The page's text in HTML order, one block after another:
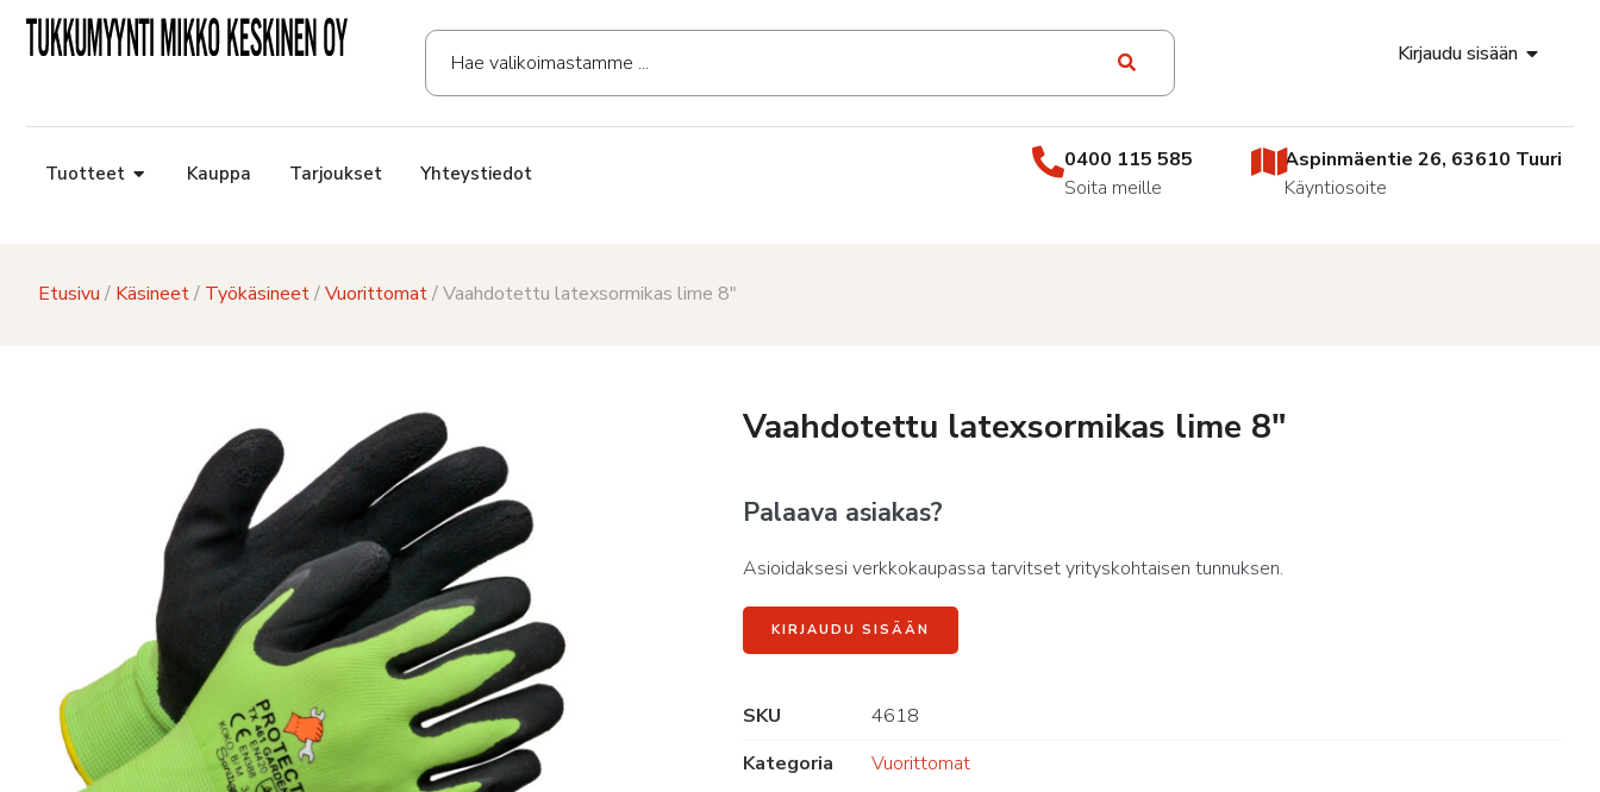
Kirjaudu sisään
Tuotteet Kauppa Tarjoukset Yhteystiedot
0400 115 585
Soita meille
Aspinmäentie 26, 63610 Tuuri
Käyntiosoite
Etusivu / Käsineet/ Työkäsineet/Vuorittomat/ Vaahdotettu latexsormikas lime 8″
Vaahdotettu latexsormikas lime 8″
Palaava asiakas?
Asioidaksesi verkkokaupassa tarvitset yrityskohtaisen tunnuksen.
KIRJAUDU SISÄÄN
SKU
4618
Kategoria
Vuorittomat